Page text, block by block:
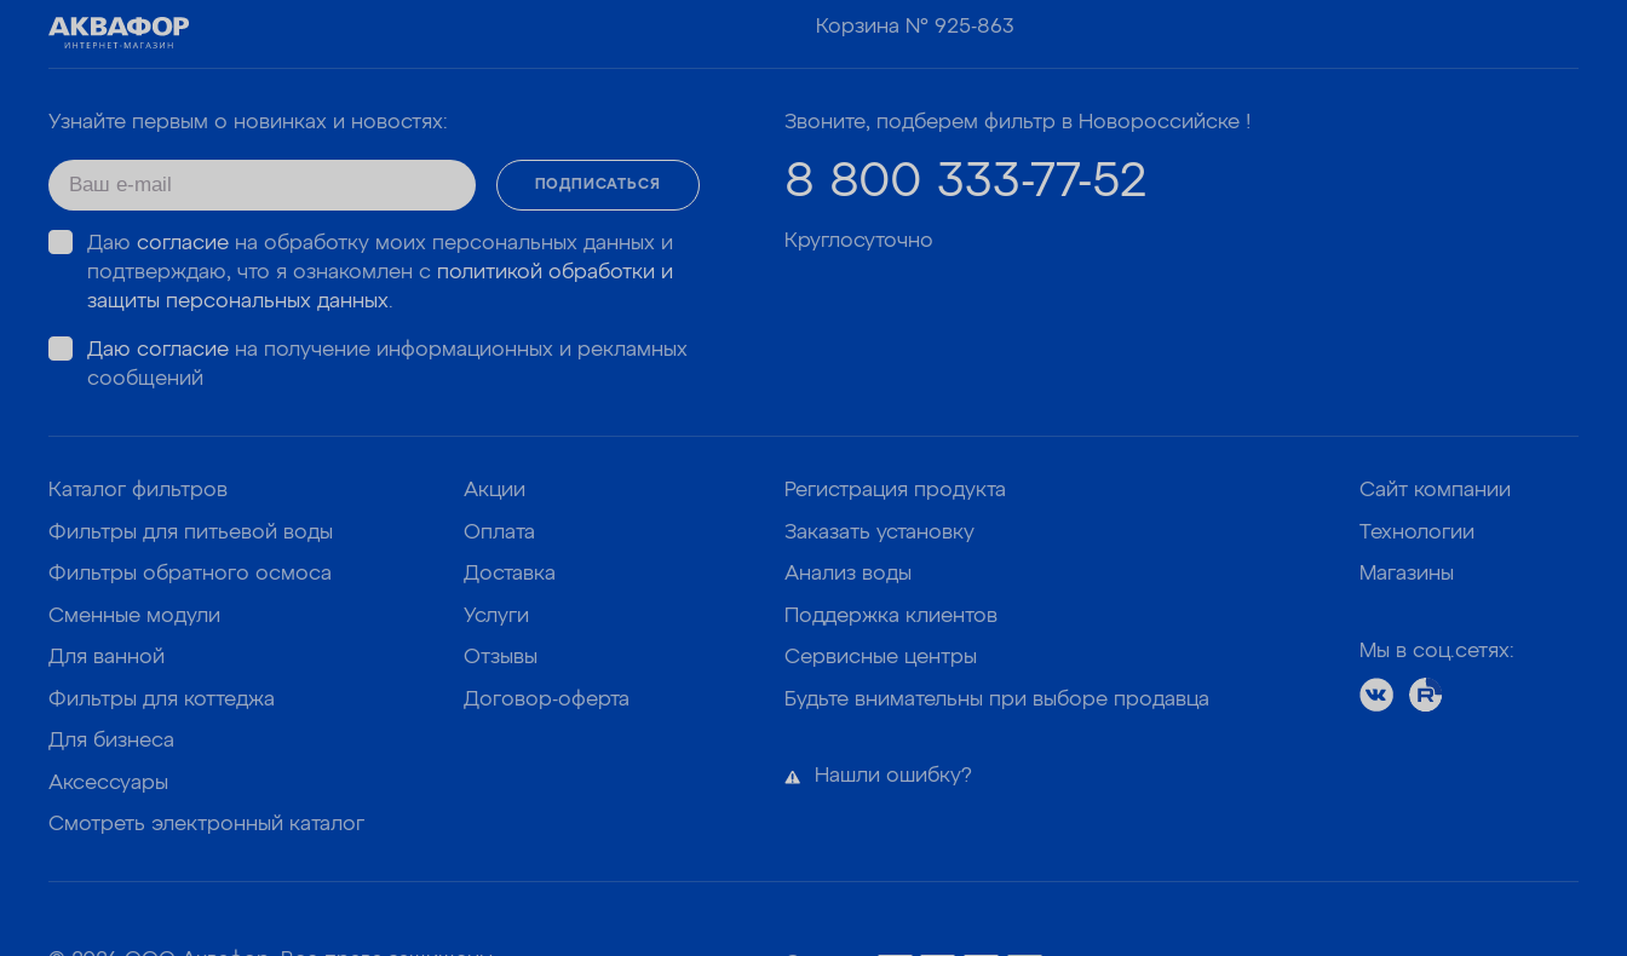
Корзина №925-863
Узнайте первым о новинках и новостях:
ПОДПИСАТЬСЯ
Даю согласиена обработку моих персональных данных и
подтверждаю, что я ознакомлен с политикой обработки и
защиты персональных данных.
Даю согласиена получение информационных и рекламных
сообщений
Звоните, подберем фильтр в Новороссийске !
8 800 333-77-52
Круглосуточно
Каталог фильтров
Фильтры для питьевой воды
Фильтры обратного осмоса
Сменные модули
Для ванной
Фильтры для коттеджа
Для бизнеса
Аксессуары
Смотреть электронный каталог
Акции
Оплата
Доставка
Услуги
Отзывы
Договор-оферта
Регистрация продукта
Заказать установку
Анализ воды
Поддержка клиентов
Сервисные центры
Будьте внимательны при выборе продавца
Нашли ошибку?
Сайт компании
Технологии
Магазины
Мы в соц.сетях: